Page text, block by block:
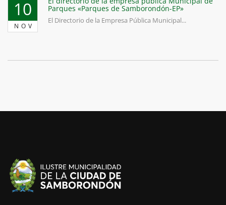
10
NOV
Parques «Parques de Samborondón-EP»
El Directorio de la Empresa Pública Municipal...